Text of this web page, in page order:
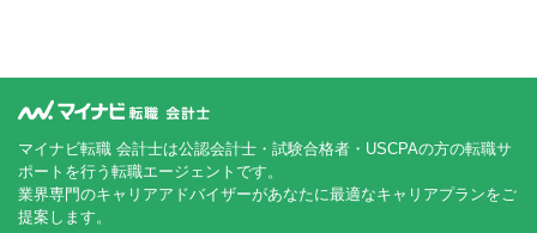
マイナビ転職 会計士は公認会計士・試験合格者・USCPAの方の転職サ
ポートを行う転職エージェントです。
業界専門のキャリアアドバイザーがあなたに最適なキャリアプランをご
提案します。